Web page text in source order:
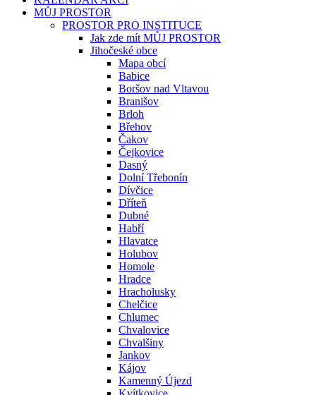
MŮJ PROSTOR
PROSTOR PRO INSTITUCE
Jak zde mít MŮJ PROSTOR
Jihočeské obce
Mapa obcí
Babice
Boršov nad Vltavou
Branišov
Brloh
Břehov
Čakov
Čejkovice
Dasný
Dolní Třebonín
Dívčice
Dříteň
Dubné
Habří
Hlavatce
Holubov
Homole
Hradce
Hracholusky
Chelčice
Chlumec
Chvalovice
Chvalšiny
Jankov
Kájov
Kamenný Újezd